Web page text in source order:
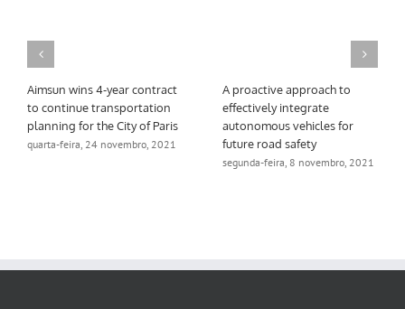
Aimsun wins 4-year contract
to continue transportation
planning for the City of Paris
quarta-feira, 24 novembro, 2021
A proactive approach to
effectively integrate
autonomous vehicles for
future road safety
segunda-feira, 8 novembro, 2021